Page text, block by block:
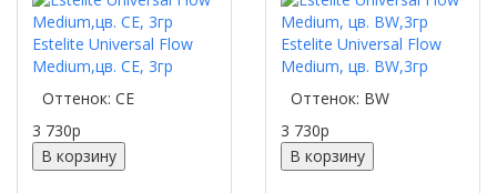
Estelite Universal Flow
Medium,цв. CE, 3гр
Оттенок: CE
3 730p
В корзину
Estelite Universal Flow
Medium, цв. BW,3гр
Оттенок: BW
3 730p
В корзину